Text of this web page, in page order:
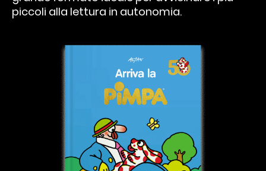
piccoli alla lettura in autonomia.